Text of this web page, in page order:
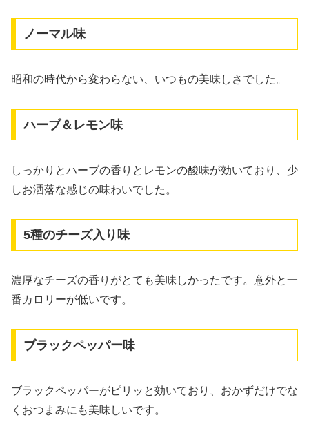
ノーマル味
昭和の時代から変わらない、いつもの美味しさでした。
ハーブ＆レモン味
しっかりとハーブの香りとレモンの酸味が効いており、少
しお洒落な感じの味わいでした。
5種のチーズ入り味
濃厚なチーズの香りがとても美味しかったです。意外と一
番カロリーが低いです。
ブラックペッパー味
ブラックペッパーがピリッと効いており、おかずだけでな
くおつまみにも美味しいです。